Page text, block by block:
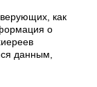
как
о
данным,